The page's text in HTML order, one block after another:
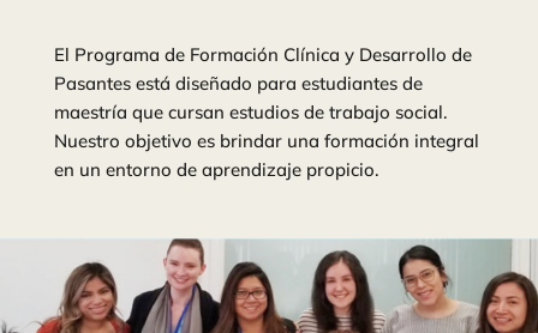
El Programa de Formación Clínica y Desarrollo de
Pasantes está diseñado para estudiantes de
maestría que cursan estudios de trabajo social.
Nuestro objetivo es brindar una formación integral
en un entorno de aprendizaje propicio.